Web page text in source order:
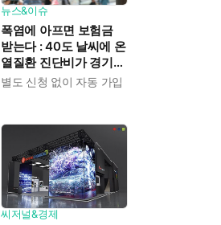
뉴스&이슈
폭염에 아프면 보험금
받는다 : 40도 날씨에 온
열질환 진단비가 경기도
민에게 주어진다
별도 신청 없이 자동 가입
씨저널&경제